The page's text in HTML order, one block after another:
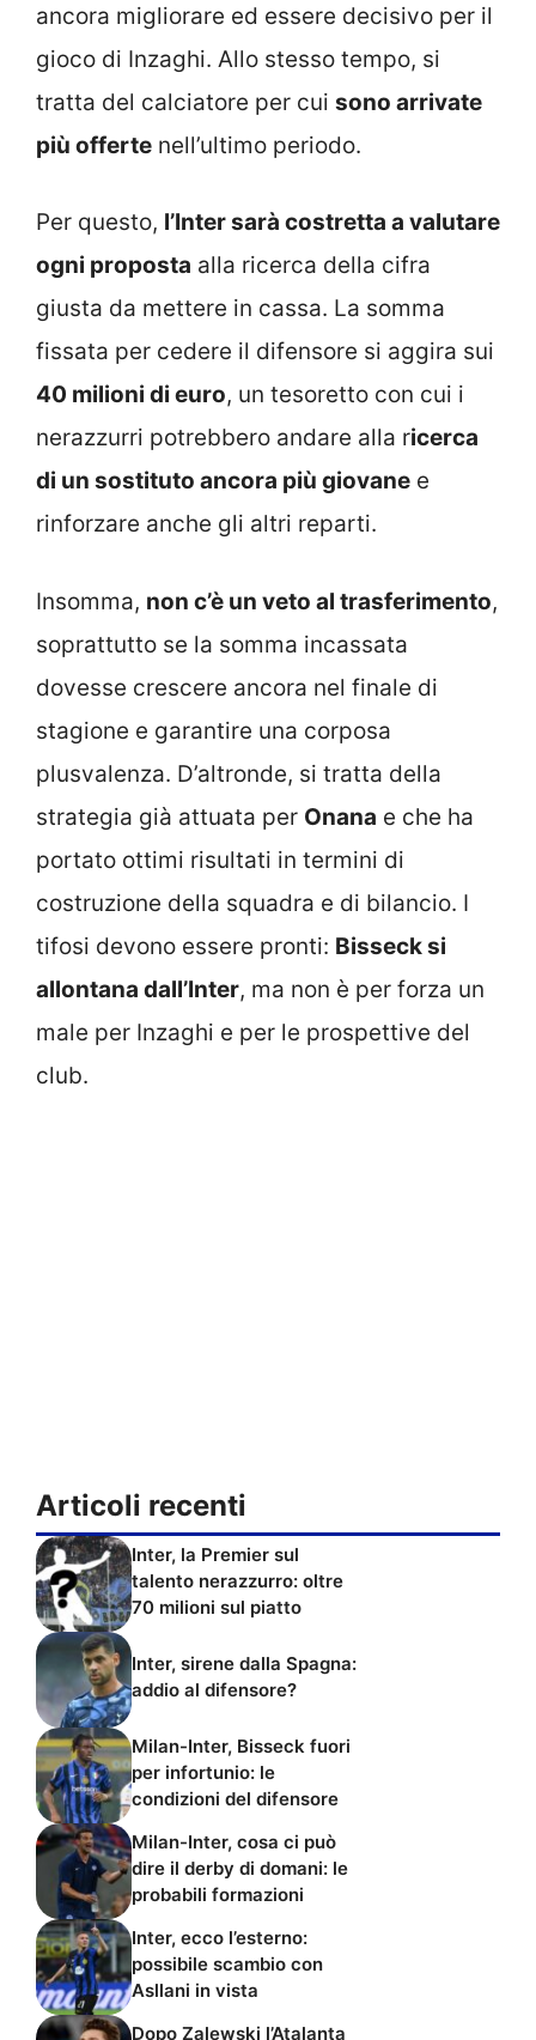
ancora migliorare ed essere decisivo per il
gioco di Inzaghi. Allo stesso tempo, si
tratta del calciatore per cui sono arrivate
più offerte nell’ultimo periodo.
Per questo, l’Inter sarà costretta a valutare
ogni proposta alla ricerca della cifra
giusta da mettere in cassa. La somma
fissata per cedere il difensore si aggira sui
40 milioni di euro, un tesoretto con cui i
nerazzurri potrebbero andare alla ricerca
di un sostituto ancora più giovane e
rinforzare anche gli altri reparti.
Insomma, non c’è un veto al trasferimento,
soprattutto se la somma incassata
dovesse crescere ancora nel finale di
stagione e garantire una corposa
plusvalenza. D’altronde, si tratta della
strategia già attuata per Onana e che ha
portato ottimi risultati in termini di
costruzione della squadra e di bilancio. I
tifosi devono essere pronti: Bisseck si
allontana dall’Inter, ma non è per forza un
male per Inzaghi e per le prospettive del
club.
Articoli recenti
Inter, la Premier sul
talento nerazzurro: oltre
70 milioni sul piatto
Inter, sirene dalla Spagna:
addio al difensore?
Milan-Inter, Bisseck fuori
per infortunio: le
condizioni del difensore
Milan-Inter, cosa ci può
dire il derby di domani: le
probabili formazioni
Inter, ecco l’esterno:
possibile scambio con
Asllani in vista
Dopo Zalewski l’Atalanta